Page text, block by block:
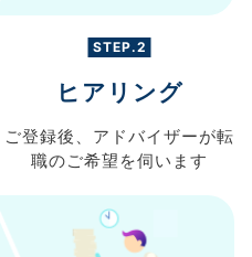
STEP.2
ヒアリング
ご登録後、 アドバイザーが転
職のご希望を伺います